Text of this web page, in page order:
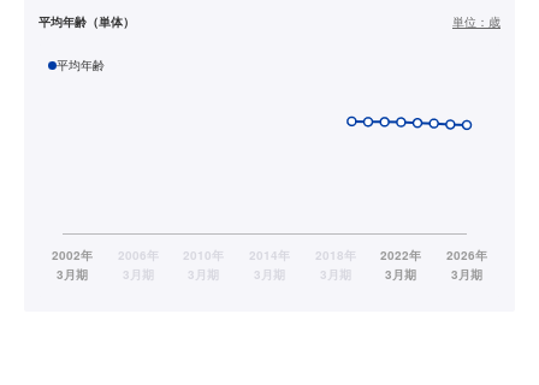
平均年齢（単体） 単位： 歳
平均年齢